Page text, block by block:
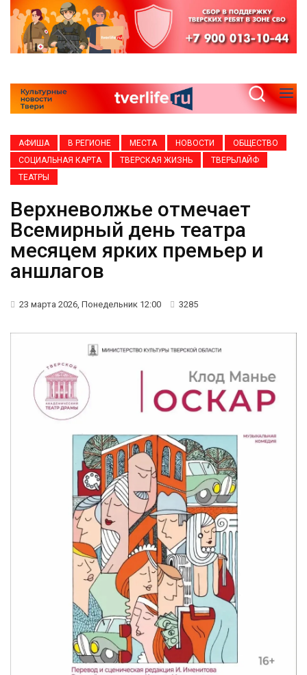
АФИША В РЕГИОНЕ МЕСТА НОВОСТИ
ОБЩЕСТВО
СОЦИАЛЬНАЯ КАРТА
ТВЕРСКАЯ ЖИЗНЬ
ТВЕРЬЛАЙФ
ТЕАТРЫ
Верхневолжье отмечает
Всемирный день театра
месяцем ярких премьер и
аншлагов
23 марта 2026, Понедельник 12:00 3285